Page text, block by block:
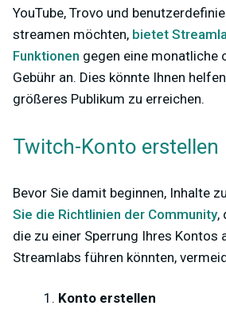
YouTube, Trovo und
streamen möchten, bietet
Funktionen gegen eine monatliche
Gebühr an. Dies könnte Ihnen
größeres Publikum zu erreichen.
Twitch-Konto erstellen
Bevor Sie damit beginnen, Inhalte
Sie die Richtlinien der Community,
die zu einer Sperrung Ihres Kontos
Streamlabs führen könnten,
Konto erstellen